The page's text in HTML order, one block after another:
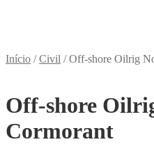
Início /Civil /Off-shore Oilrig
Off-shore
Cormorant